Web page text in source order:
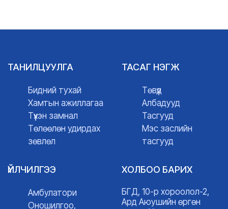
ТАНИЛЦУУЛГА
Бидний тухай
Хамтын ажиллагаа
Түүхэн замнал
Төлөөлөн удирдах
зөвлөл
ТАСАГ НЭГЖ
Төвүүд
Албадууд
Тасгууд
Мэс заслийн
тасгууд
ҮЙЛЧИЛГЭЭ
Амбулатори
Оношилгоо,
ХОЛБОО БАРИХ
БГД, 10-р хороолол-2,
Ард Аюушийн өргөн